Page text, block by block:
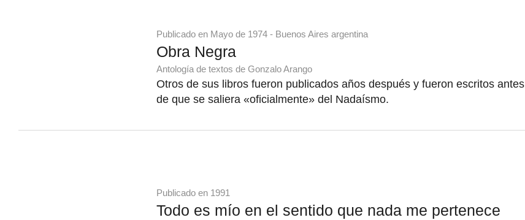
Publicado en Mayo de 1974 - Buenos Aires argentina
Obra Negra
Antología de textos de Gonzalo Arango
Otros de sus libros fueron publicados años después y fueron escritos antes
de que se saliera «oficialmente» del Nadaísmo.
Publicado en 1991
Todo es mío en el sentido que nada me pertenece